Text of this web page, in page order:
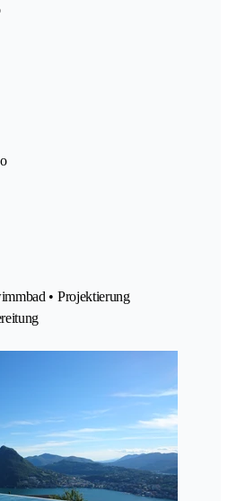
• Projektierung